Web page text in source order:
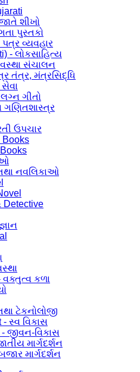
શીખો
પુસ્તકો
પત્ર વ્યવહાર
- લોકસાહિત્ય
સંચાલન
તંત્ર, મંત્રસિદ્ધિ
ગીતો
ગણિતશાસ્ત્ર
ઉપચાર
Books
નવલિકાઓ
Detective
વક્તુત્વ કળા
ટેકનોલોજી
- સ્વ વિકાસ
- જીવન-વિકાસ
માર્ગદર્શન
માર્ગદર્શન